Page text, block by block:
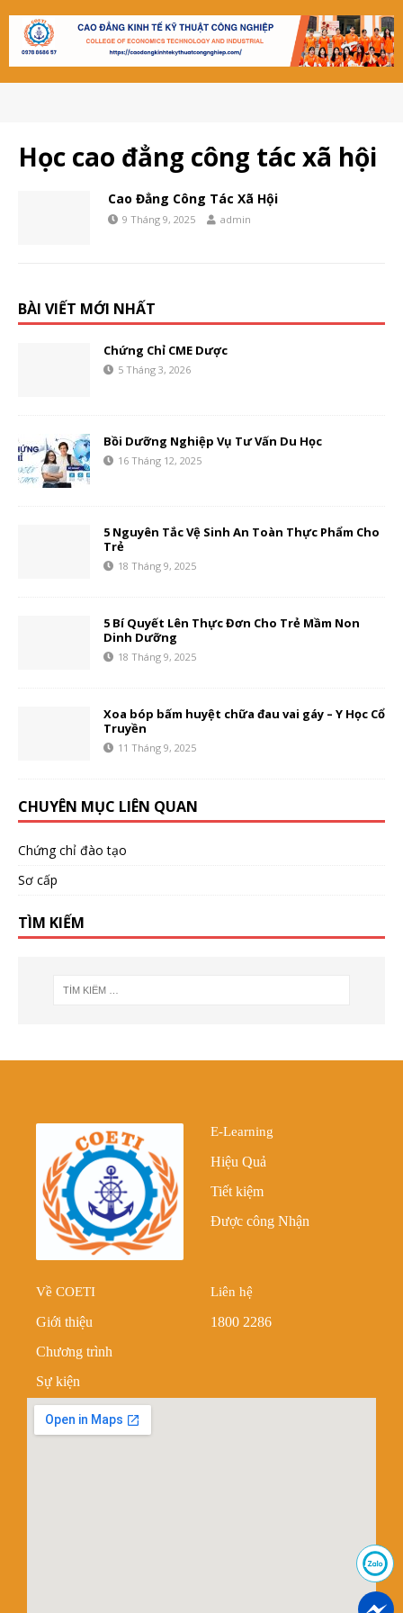
Học cao đẳng công tác xã hội
Cao Đẳng Công Tác Xã Hội
9 Tháng 9, 2025 admin
BÀI VIẾT MỚI NHẤT
Chứng Chỉ CME Dược
5 Tháng 3, 2026
Bồi Dưỡng Nghiệp Vụ Tư Vấn Du Học
16 Tháng 12, 2025
5 Nguyên Tắc Vệ Sinh An Toàn Thực Phẩm Cho
Trẻ
18 Tháng 9, 2025
5 Bí Quyết Lên Thực Đơn Cho Trẻ Mầm Non
Dinh Dưỡng
18 Tháng 9, 2025
Xoa bóp bấm huyệt chữa đau vai gáy – Y Học Cổ
Truyền
11 Tháng 9, 2025
CHUYÊN MỤC LIÊN QUAN
Chứng chỉ đào tạo
Sơ cấp
TÌM KIẾM
E-Learning
Hiệu Quả
Tiết kiệm
Được công Nhận
Về COETI
Giới thiệu
Chương trình
Sự kiện
Liên hệ
1800 2286